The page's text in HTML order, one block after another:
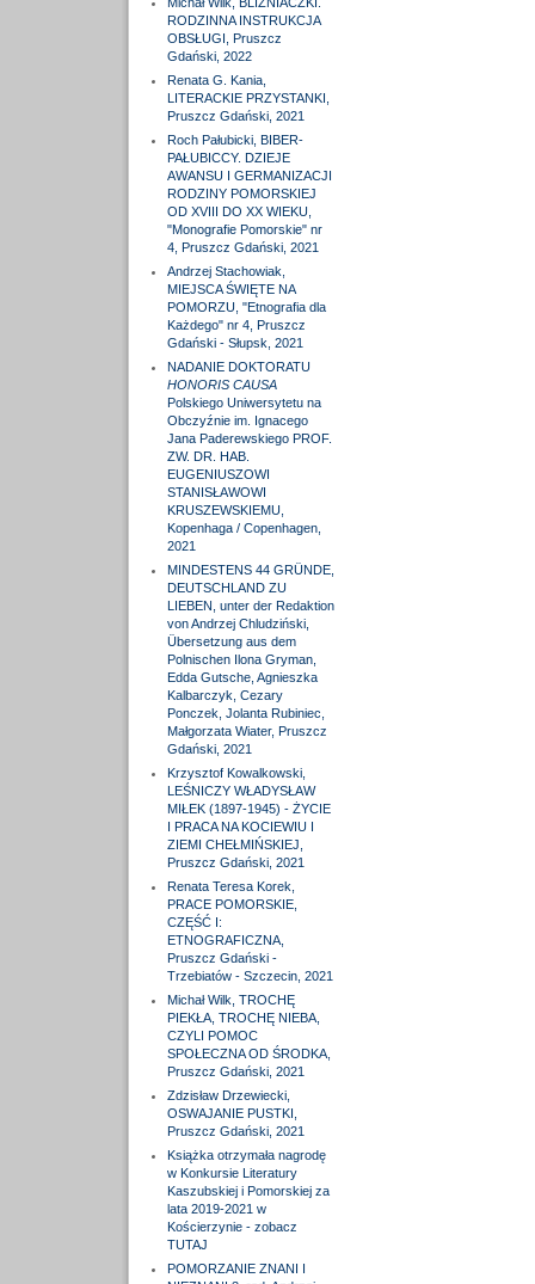
RODZINNA INSTRUKCJA
OBSŁUGI, Pruszcz
Gdański, 2022
Renata G. Kania,
LITERACKIE PRZYSTANKI,
Pruszcz Gdański, 2021
Roch Pałubicki, BIBER-
PAŁUBICCY. DZIEJE
AWANSU I GERMANIZACJI
RODZINY POMORSKIEJ
OD XVIII DO XX WIEKU,
"Monografie Pomorskie" nr
4, Pruszcz Gdański, 2021
Andrzej Stachowiak,
MIEJSCA ŚWIĘTE NA
POMORZU, "Etnografia dla
Każdego" nr 4, Pruszcz
Gdański - Słupsk, 2021
NADANIE DOKTORATU
HONORIS CAUSA
Polskiego Uniwersytetu na
Obczyźnie im. Ignacego
Jana Paderewskiego PROF.
ZW. DR. HAB.
EUGENIUSZOWI
STANISŁAWOWI
KRUSZEWSKIEMU,
Kopenhaga / Copenhagen,
2021
MINDESTENS 44 GRÜNDE,
DEUTSCHLAND ZU
LIEBEN, unter der Redaktion
von Andrzej Chludziński,
Übersetzung aus dem
Polnischen Ilona Gryman,
Edda Gutsche, Agnieszka
Kalbarczyk, Cezary
Ponczek, Jolanta Rubiniec,
Małgorzata Wiater, Pruszcz
Gdański, 2021
Krzysztof Kowalkowski,
LEŚNICZY WŁADYSŁAW
MIŁEK (1897-1945) - ŻYCIE
I PRACA NA KOCIEWIU I
ZIEMI CHEŁMIŃSKIEJ,
Pruszcz Gdański, 2021
Renata Teresa Korek,
PRACE POMORSKIE,
CZĘŚĆ I:
ETNOGRAFICZNA,
Pruszcz Gdański -
Trzebiatów - Szczecin, 2021
Michał Wilk, TROCHĘ
PIEKŁA, TROCHĘ NIEBA,
CZYLI POMOC
SPOŁECZNA OD ŚRODKA,
Pruszcz Gdański, 2021
Zdzisław Drzewiecki,
OSWAJANIE PUSTKI,
Pruszcz Gdański, 2021
Książka otrzymała nagrodę
w Konkursie Literatury
Kaszubskiej i Pomorskiej za
lata 2019-2021 w
Kościerzynie - zobacz
TUTAJ
POMORZANIE ZNANI I